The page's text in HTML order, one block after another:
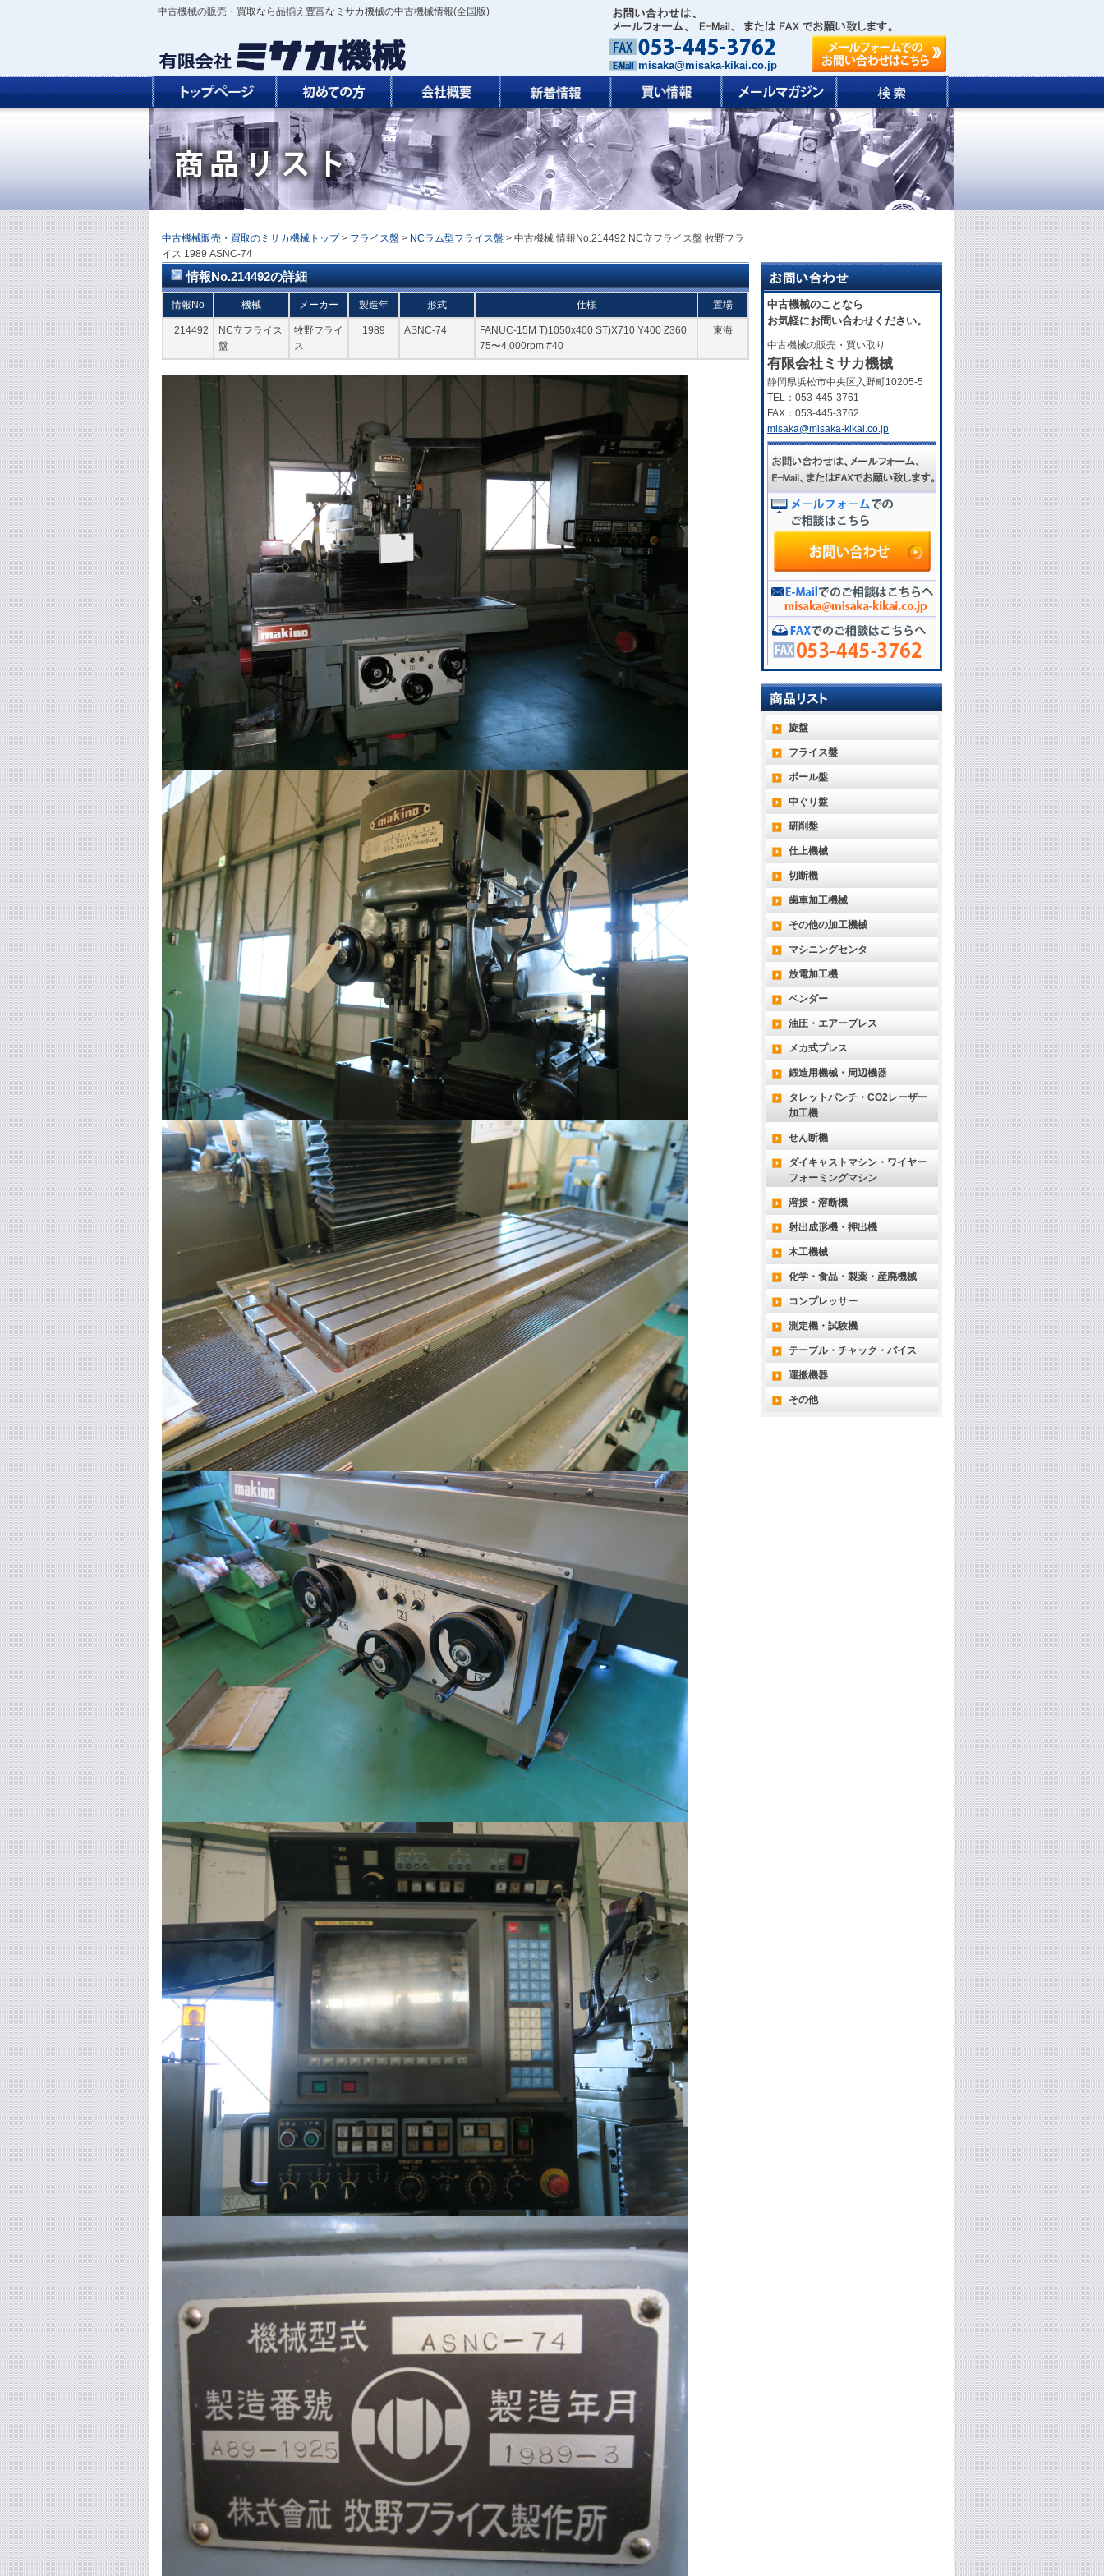
中古機械の販売・買取なら品揃え豊富なミサカ機械の中古機械情報(全国版)
misaka@misaka-kikai.co.jp
中古機械販売・買取のミサカ機械トップ > フライス盤 > NCラム型フライス盤 > 中古機械 情報No.214492 NC立フライス盤 牧野フラ
イス 1989 ASNC-74
情報No.214492の詳細
情報No 機械 メーカー 製造年 形式 仕様 置場
214492
NC立フライス
盤
牧野フライ
ス
1989 ASNC-74
FANUC-15M T)1050x400 ST)X710 Y400 Z360
75〜4,000rpm #40
東海
中古機械のことなら
お気軽にお問い合わせください。
中古機械の販売・買い取り
有限会社ミサカ機械
静岡県浜松市中央区入野町10205-5
TEL：053-445-3761
FAX：053-445-3762
misaka@misaka-kikai.co.jp
旋盤
フライス盤
ボール盤
中ぐり盤
研削盤
仕上機械
切断機
歯車加工機械
その他の加工機械
マシニングセンタ
放電加工機
ベンダー
油圧・エアープレス
メカ式プレス
鍛造用機械・周辺機器
タレットパンチ・CO2レーザー
加工機
せん断機
ダイキャストマシン・ワイヤー
フォーミングマシン
溶接・溶断機
射出成形機・押出機
木工機械
化学・食品・製薬・産廃機械
コンプレッサー
測定機・試験機
テーブル・チャック・バイス
運搬機器
その他